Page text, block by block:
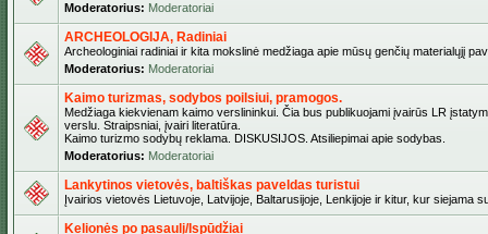
Moderatorius: Moderatoriai
ARCHEOLOGIJA, Radiniai
Archeologiniai radiniai ir kita mokslinė medžiaga apie mūsų genčių materialųjį
Moderatorius: Moderatoriai
Kaimo turizmas, sodybos poilsiui, pramogos.
Medžiaga kiekvienam kaimo verslininkui. Čia bus publikuojami įvairūs LR
verslu. Straipsniai, įvairi literatūra.
Kaimo turizmo sodybų reklama. DISKUSIJOS. Atsiliepimai apie sodybas.
Moderatorius: Moderatoriai
Lankytinos vietovės, baltiškas paveldas turistui
Įvairios vietovės Lietuvoje, Latvijoje, Baltarusijoje, Lenkijoje ir kitur, kur siejama
Kelionės po pasaulį/Ispūdžiai